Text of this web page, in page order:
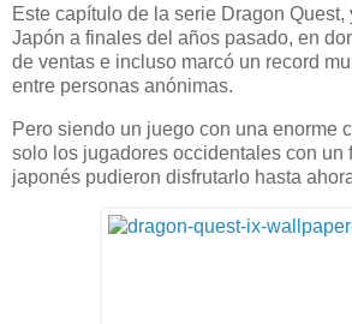
Este capítulo de la serie Dragon
Japón a finales del años pasado, en
de ventas e incluso marcó un record
entre personas anónimas.
Pero siendo un juego con una enorme
solo los jugadores occidentales con un
japonés pudieron disfrutarlo hasta